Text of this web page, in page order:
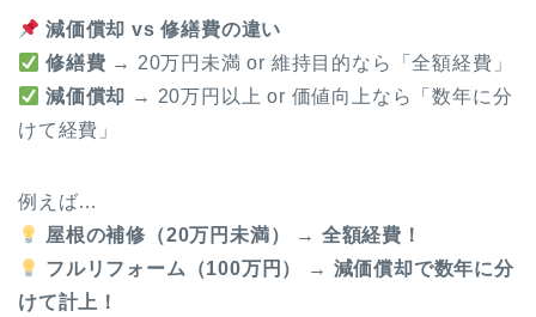
減価償却 vs 修繕費の違い
修繕費 → 20万円未満 or 維持目的なら「全額経費」
減価償却
→ 20万円以上 or 価値向上なら「数年に分
けて経費」
例えば…
屋根の補修（20万円未満）
→ 全額経費！
フルリフォーム（100万円）
→ 減価償却で数年に分
けて計上！